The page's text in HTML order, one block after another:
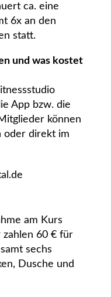
ca. eine
6x an den
statt.
und was kostet
App bzw. die
können
oder direkt im
am Kurs
60 € für
sechs
Dusche und